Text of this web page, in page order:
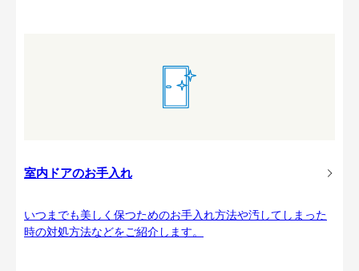
室内ドアのお手入れ
いつまでも美しく保つためのお手入れ方法や汚してしまった
時の対処方法などをご紹介します。